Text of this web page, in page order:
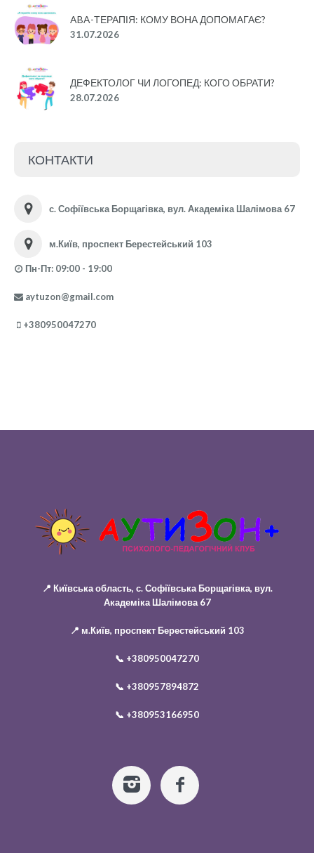
ABA-ТЕРАПІЯ: КОМУ ВОНА ДОПОМАГАЄ?
31.07.2026
ДЕФЕКТОЛОГ ЧИ ЛОГОПЕД: КОГО ОБРАТИ?
28.07.2026
КОНТАКТИ
с. Софіївська Борщагівка, вул. Академіка Шалімова 67
м.Київ, проспект Берестейський 103
Пн-Пт: 09:00 - 19:00
aytuzon@gmail.com
+380950047270
📍 Київська область, с. Софіївська Борщагівка, вул.
Академіка Шалімова 67
📍 м.Київ, проспект Берестейський 103
📞 +380950047270
📞 +380957894872
📞 +380953166950